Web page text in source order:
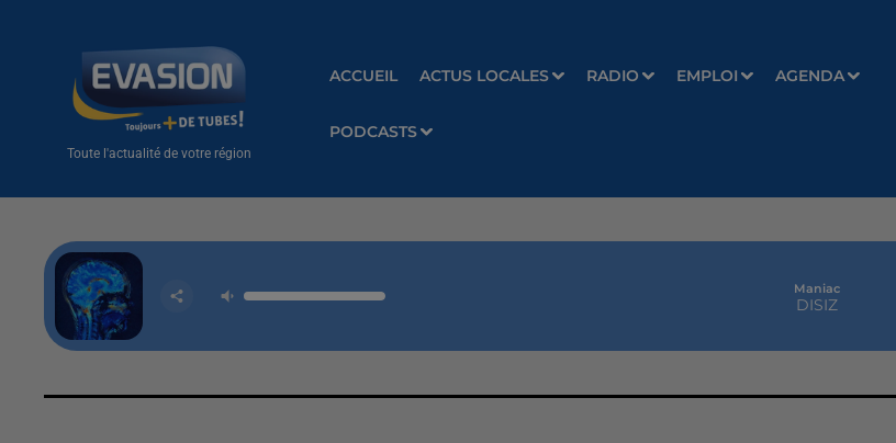
Toute l'actualité de votre région
ACCUEIL ACTUS LOCALES RADIO EMPLOI AGENDA
PODCASTS
Maniac
DISIZ